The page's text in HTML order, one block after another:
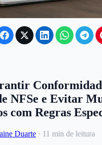
NFSe e Evitar
com Regras
Duarte · 11 min de leitura